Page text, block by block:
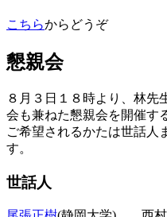
こちらからどうぞ
懇親会
８月３日１８時より、林先
会も兼ねた懇親会を開催す
ご希望されるかたは世話人
す。
世話人